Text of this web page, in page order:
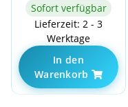
Sofort verfügbar
Lieferzeit: 2 - 3
Werktage
In den
Warenkorb